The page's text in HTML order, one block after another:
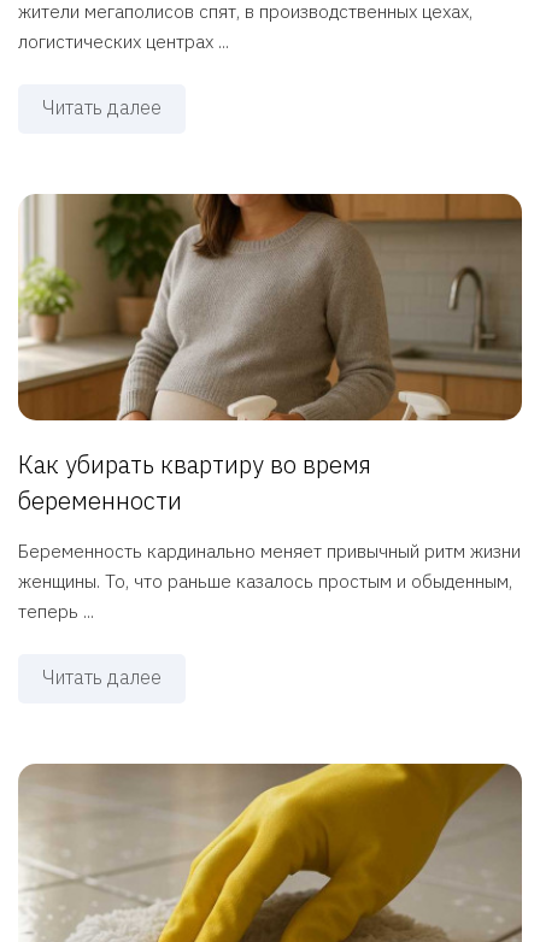
жители мегаполисов спят, в производственных цехах,
логистических центрах ...
Читать далее
Как убирать квартиру во время
беременности
Беременность кардинально меняет привычный ритм жизни
женщины. То, что раньше казалось простым и обыденным,
теперь ...
Читать далее